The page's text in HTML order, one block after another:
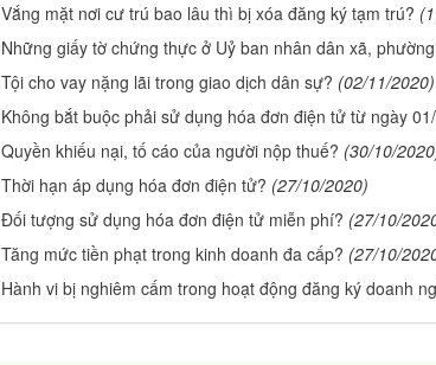
Vắng mặt nơi cư trú bao lâu thì bị xóa đăng ký tạm trú?
Những giấy tờ chứng thực ở Uỷ ban nhân dân xã,
Tội cho vay nặng lãi trong giao dịch dân sự? (02/11/2020)
Không bắt buộc phải sử dụng hóa đơn điện tử từ ngày
Quyền khiếu nại, tố cáo của người nộp thuế? (30/10/
Thời hạn áp dụng hóa đơn điện tử? (27/10/2020)
Đối tượng sử dụng hóa đơn điện tử miễn phí? (27/10/
Tăng mức tiền phạt trong kinh doanh đa cấp? (27/10/
Hành vi bị nghiêm cấm trong hoạt động đăng ký doanh